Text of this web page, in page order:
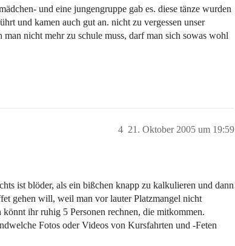
und eine jungengruppe gab es. diese tänze wurden
und kamen auch gut an. nicht zu vergessen unser
nicht mehr zu schule muss, darf man sich sowas wohl
21. Oktober 2005 um 19:59
4
ist blöder, als ein bißchen knapp zu kalkulieren und dann
gehen will, weil man vor lauter Platzmangel nicht
ihr ruhig 5 Personen rechnen, die mitkommen.
Fotos oder Videos von Kursfahrten und -Feten